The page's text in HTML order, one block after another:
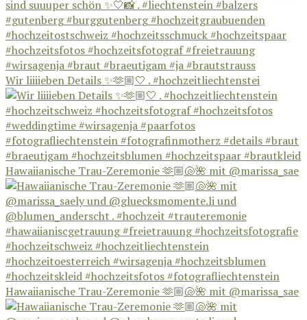
Wir liiiieben Details ✨🫶🏼🤍 . #hochzeitliechtenstei
Hawaiianische Trau-Zeremonie 🫶🏼🐚🌺 mit @marissa_sae
Hawaiianische Trau-Zeremonie 🫶🏼🐚🌺 mit @marissa_sae